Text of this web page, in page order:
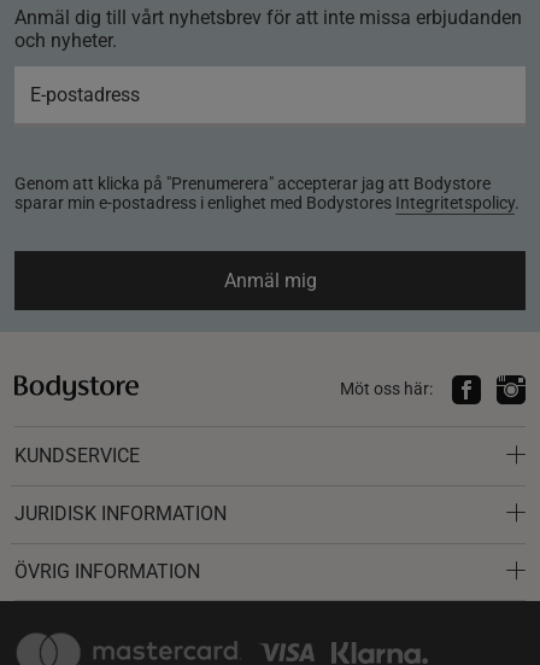
Anmäl dig till vårt nyhetsbrev för att inte missa erbjudanden
och nyheter.
Genom att klicka på "Prenumerera" accepterar jag att Bodystore
sparar min e-postadress i enlighet med Bodystores Integritetspolicy.
Anmäl mig
Möt oss här:
KUNDSERVICE
JURIDISK INFORMATION
ÖVRIG INFORMATION